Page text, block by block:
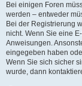
Bei einigen Foren
werden – entweder
Bei der Registrierung
nicht. Wenn Sie eine
Anweisungen.
eingegeben haben
Wenn Sie sich sicher
wurde, dann